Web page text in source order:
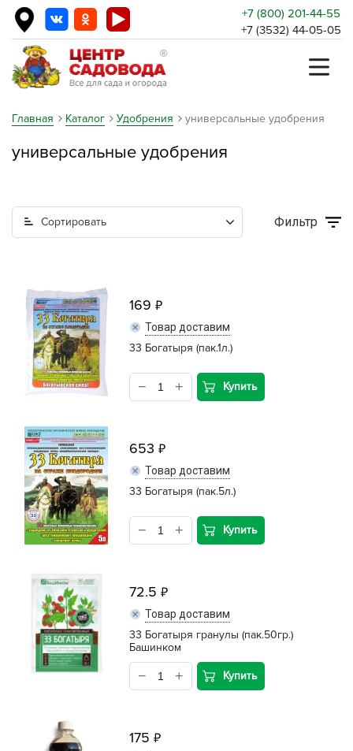
+7 (800) 201-44-55
+7 (3532) 44-05-05
Главная Каталог Удобрения универсальные удобрения
универсальные удобрения
Сортировать Фильтр
169
Товар доставим
33 Богатыря (пак.1л.)
Купить
653
Товар доставим
33 Богатыря (пак.5л.)
Купить
72.5
Товар доставим
33 Богатыря гранулы (пак.50гр.)
Башинком
Купить
175